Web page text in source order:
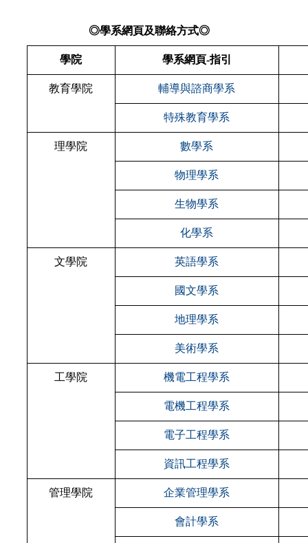
◎學系網頁及聯絡方式◎
學院 學系網頁-指引
教育學院 輔導與諮商學系
特殊教育學系
理學院 數學系
物理學系
生物學系
化學系
文學院 英語學系
國文學系
地理學系
美術學系
工學院 機電工程學系
電機工程學系
電子工程學系
資訊工程學系
管理學院 企業管理學系
會計學系